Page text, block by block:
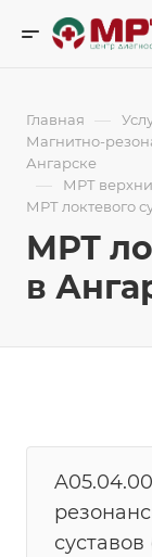
Главная —
Магнитно-
Ангарске
— МРТ
МРТ локтевого
МРТ
в